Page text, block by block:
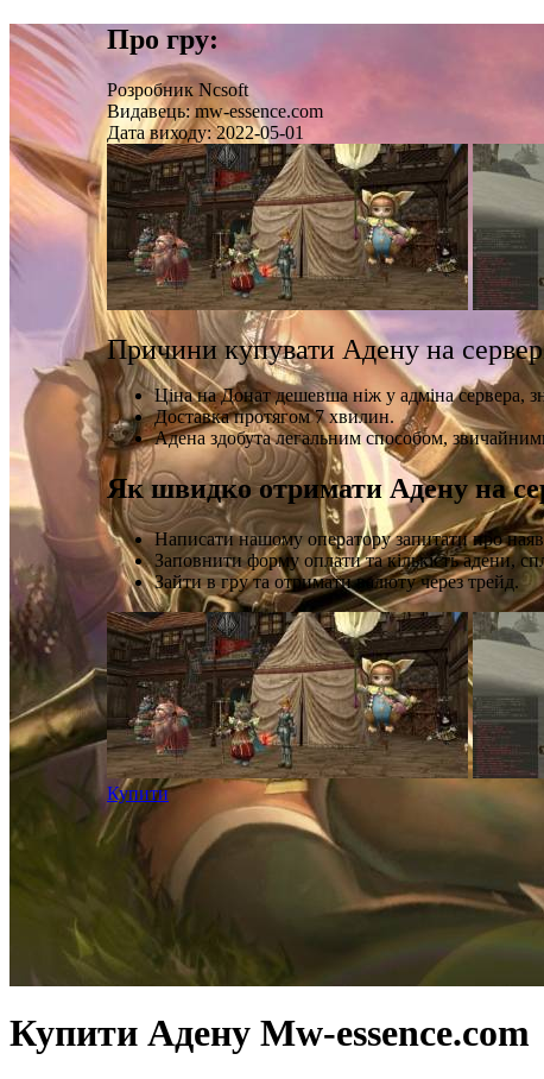
Про гру:
Розробник Ncsoft
Видавець:mw-essence.com
Дата виходу:2022-05-01
Причини купувати Адену на
Ціна на Донат дешевша ніж у адміна сервера,
Доставка протягом 7 хвилин.
Адена здобута легальним способом,
Як швидко отримати Адену на
Написати нашому оператору запитати про
Заповнити форму оплати та кількість адени,
Зайти в гру та отримати валюту через трейд.
Купити
Купити Адену Mw-essence.com